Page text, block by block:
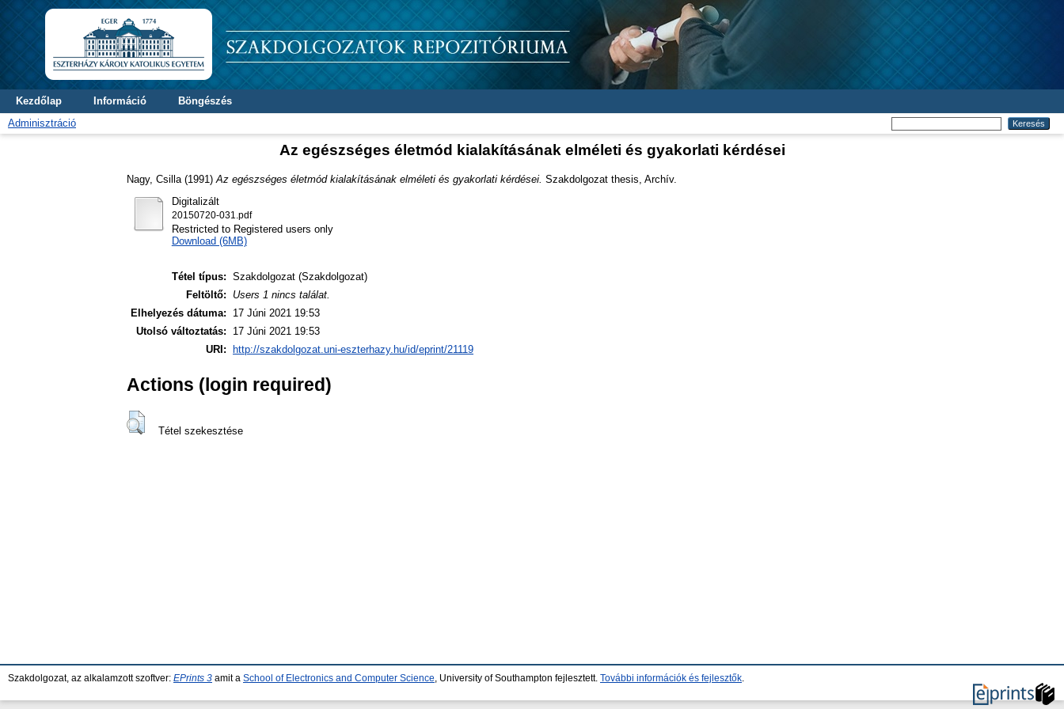
Kezdőlap Információ
Böngészés
Adminisztráció
Az egészséges életmód kialakításának elméleti és gyakorlati kérdései
Nagy, Csilla (1991) Az egészséges életmód kialakításának elméleti és gyakorlati kérdései. Szakdolgozat thesis, Archív.
Digitalizált
20150720-031.pdf
Restricted to Registered users only
Download (6MB)
Tétel típus: Szakdolgozat (Szakdolgozat)
Feltöltő:
Users 1 nincs találat.
Elhelyezés dátuma:
17 Júni 2021 19:53
Utolsó változtatás:
17 Júni 2021 19:53
URI:
http://szakdolgozat.uni-eszterhazy.hu/id/eprint/21119
Actions (login required)
Tétel szekesztése
Szakdolgozat, az alkalamzott szoftver: EPrints 3 amit a School of Electronics and Computer Science , University of Southampton fejlesztett. További információk és fejlesztők